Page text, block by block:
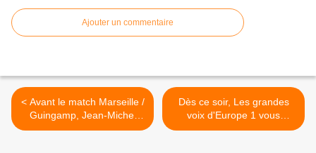
Ajouter un commentaire
< Avant le match Marseille /
Guingamp, Jean-Michel
Aulas invité du Canal
Dès ce soir, Les grandes
voix d'Europe 1 vous
répondent dans un